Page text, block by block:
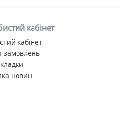
кабінет
кабінет
замовлень
новин